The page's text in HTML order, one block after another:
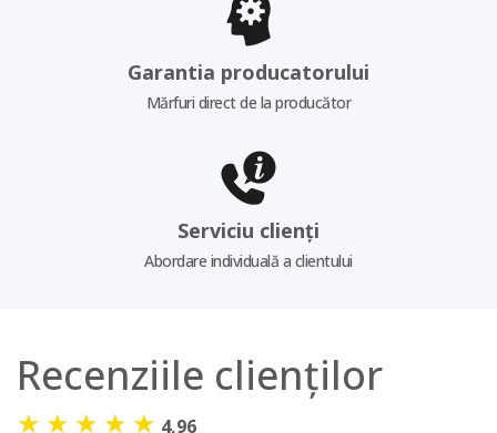
Garantia producatorului
Mărfuri direct de la producător
Serviciu clienți
Abordare individuală a clientului
Recenziile clienților
★ ★ ★ ★ ★ 4,96